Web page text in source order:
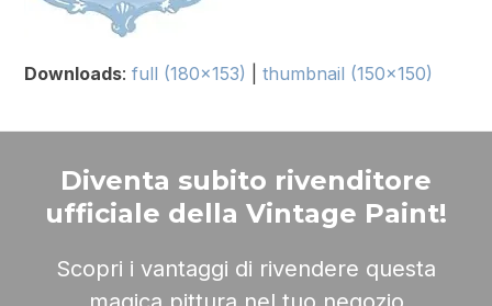
Downloads:full (180x153) |thumbnail (150x150)
Diventa subito rivenditore
ufficiale della Vintage Paint!
Scopri i vantaggi di rivendere questa